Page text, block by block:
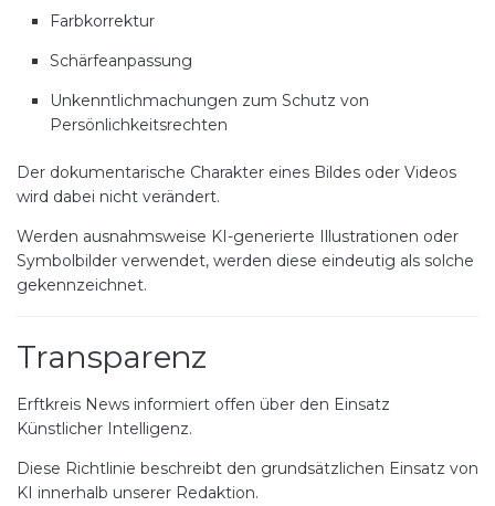
Farbkorrektur
Schärfeanpassung
Unkenntlichmachungen zum Schutz von
Persönlichkeitsrechten
Der dokumentarische Charakter eines Bildes oder Videos
wird dabei nicht verändert.
Werden ausnahmsweise KI-generierte Illustrationen oder
Symbolbilder verwendet, werden diese eindeutig als solche
gekennzeichnet.
Transparenz
Erftkreis News informiert offen über den Einsatz
Künstlicher Intelligenz.
Diese Richtlinie beschreibt den grundsätzlichen Einsatz von
KI innerhalb unserer Redaktion.